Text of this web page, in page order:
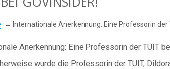
Internationale Anerkennung: Eine Professorin der
Anerkennung: Eine Professorin der TUIT
wurde die Professorin der TUIT,